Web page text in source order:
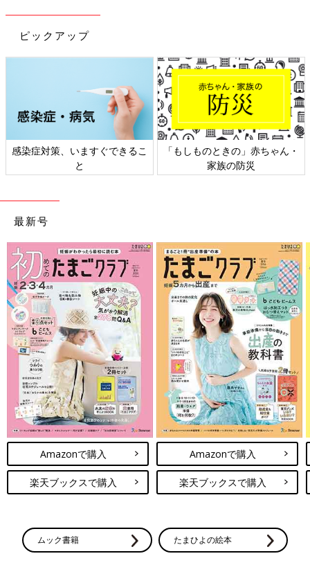
ピックアップ
感染症対策、いますぐできるこ
と
「もしものときの」赤ちゃん・
家族の防災
最新号
Amazonで購入
楽天ブックスで購入
Amazonで購入
楽天ブックスで購入
ムック書籍 たまひよの絵本